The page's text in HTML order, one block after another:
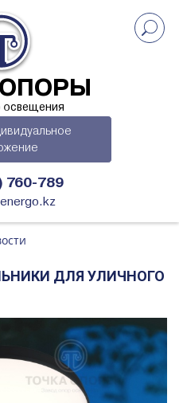
освещения
760-789
ДЛЯ УЛИЧНОГО